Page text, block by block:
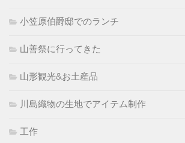
小笠原伯爵邸でのランチ
山善祭に行ってきた
山形観光&お土産品
川島織物の生地でアイテム制作
工作